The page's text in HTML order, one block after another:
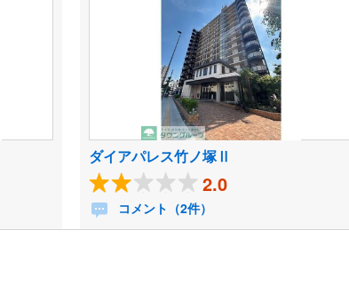
ダイアパレス竹ノ塚Ⅱ
2.0
コメント（2件）